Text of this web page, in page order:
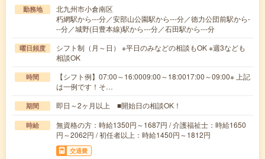
勤務地
北九州市小倉南区
朽網駅から---分／安部山公園駅から---分／徳力公団前駅から-
--分／城野(日豊本線)駅から---分／石田駅から---分
曜日頻度
シフト制（月～日） ※平日のみなどの相談もOK ※週3なども
相談OK
時間
【シフト例】07:00～16:0009:00～18:0017:00～09:00※ 上記
は一例です！そ…
期間 即日～2ヶ月以上 ■開始日の相談OK！
時給
無資格の方：時給1350円～1687円 / 介護福祉士：時給1650
円～2062円 / 初任者以上：時給1450円～1812円
交通費